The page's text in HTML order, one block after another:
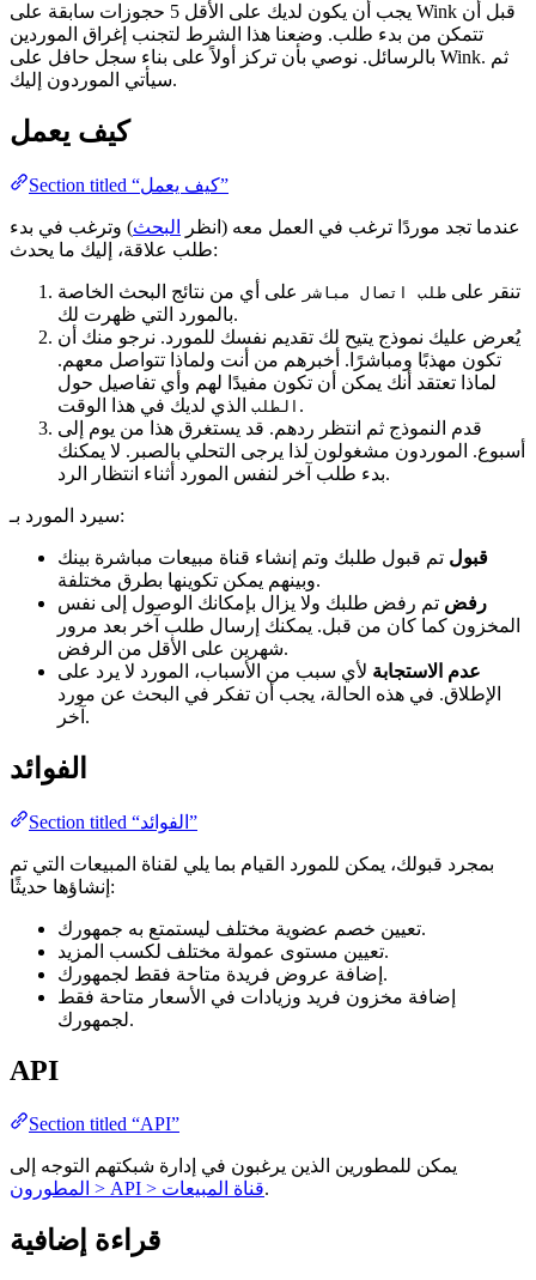
يجب أن يكون لديك على الأقل 5 حجوزات سابقة على Wink قبل أن
تتمكن من بدء طلب. وضعنا هذا الشرط لتجنب إغراق الموردين
بالرسائل. نوصي بأن تركز أولاً على بناء سجل حافل على Wink. ثم
سيأتي الموردون إليك.
كيف يعمل
Section titled “كيف يعمل”
عندما تجد موردًا ترغب في العمل معه (انظر البحث) وترغب في بدء
طلب علاقة، إليك ما يحدث:
تنقر على طلب اتصال مباشر
على أي من نتائج البحث الخاصة
بالمورد التي ظهرت لك.
يُعرض عليك نموذج يتيح لك تقديم نفسك للمورد. نرجو منك أن
تكون مهذبًا ومباشرًا. أخبرهم من أنت ولماذا تتواصل معهم.
لماذا تعتقد أنك يمكن أن تكون مفيدًا لهم وأي تفاصيل حول
الطلب الذي لديك في هذا الوقت.
قدم النموذج ثم انتظر ردهم. قد يستغرق هذا من يوم إلى
أسبوع. الموردون مشغولون لذا يرجى التحلي بالصبر. لا يمكنك
بدء طلب آخر لنفس المورد أثناء انتظار الرد.
سيرد المورد بـ:
قبول تم قبول طلبك وتم إنشاء قناة مبيعات مباشرة بينك
وبينهم يمكن تكوينها بطرق مختلفة.
رفض تم رفض طلبك ولا يزال بإمكانك الوصول إلى نفس
المخزون كما كان من قبل. يمكنك إرسال طلب آخر بعد مرور
شهرين على الأقل من الرفض.
عدم الاستجابة لأي سبب من الأسباب، المورد لا يرد على
الإطلاق. في هذه الحالة، يجب أن تفكر في البحث عن مورد
آخر.
الفوائد
Section titled “الفوائد”
بمجرد قبولك، يمكن للمورد القيام بما يلي لقناة المبيعات التي تم
إنشاؤها حديثًا:
تعيين خصم عضوية مختلف ليستمتع به جمهورك.
تعيين مستوى عمولة مختلف لكسب المزيد.
إضافة عروض فريدة متاحة فقط لجمهورك.
إضافة مخزون فريد وزيادات في الأسعار متاحة فقط
لجمهورك.
API
Section titled “API”
يمكن للمطورين الذين يرغبون في إدارة شبكتهم التوجه إلى
المطورون > API > قناة المبيعات.
قراءة إضافية